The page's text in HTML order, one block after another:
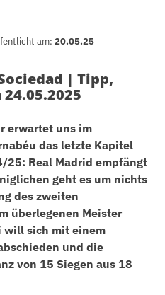
am: 20.05.25
| Tipp,
erwartet uns im
das letzte Kapitel
25: Real Madrid empfängt
geht es um nichts
des zweiten
überlegenen Meister
will sich mit einem
und die
von 15 Siegen aus 18